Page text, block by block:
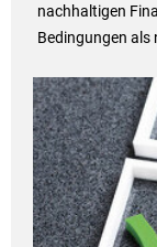
nachhaltigen
Bedingungen